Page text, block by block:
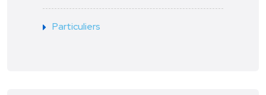
Particuliers